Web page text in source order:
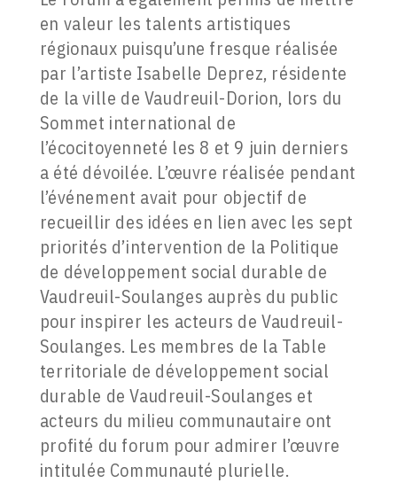
en valeur les talents artistiques
régionaux puisqu’une fresque réalisée
par l’artiste Isabelle Deprez, résidente
de la ville de Vaudreuil-Dorion, lors du
Sommet international de
l’écocitoyenneté les 8 et 9 juin derniers
a été dévoilée. L’œuvre réalisée pendant
l’événement avait pour objectif de
recueillir des idées en lien avec les sept
priorités d’intervention de la Politique
de développement social durable de
Vaudreuil-Soulanges auprès du public
pour inspirer les acteurs de Vaudreuil-
Soulanges. Les membres de la Table
territoriale de développement social
durable de Vaudreuil-Soulanges et
acteurs du milieu communautaire ont
profité du forum pour admirer l’œuvre
intitulée Communauté plurielle.